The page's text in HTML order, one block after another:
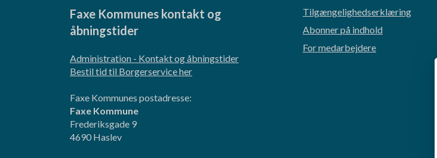
Faxe Kommunes kontakt og
åbningstider
Administration - Kontakt og åbningstider
Bestil tid til Borgerservice her
Faxe Kommunes postadresse:
Faxe Kommune
Frederiksgade 9
4690 Haslev
Tilgængelighedserklæring
Abonner på indhold
For medarbejdere